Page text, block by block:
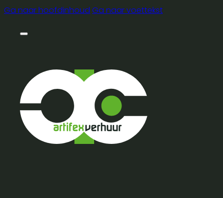
Ga naar hoofdinhoud Ga naar voettekst